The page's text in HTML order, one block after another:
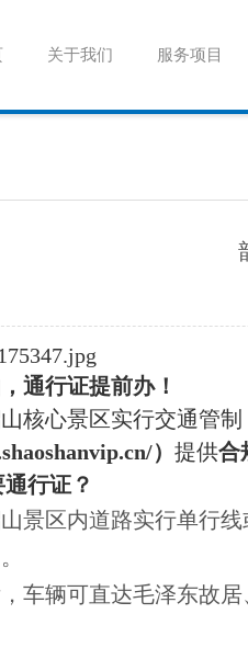
关于我们 服务项目
通行证提前办！
核心景区实行交通管
） ‌提供‌合
行证？
景区内道路实行单行
车辆可直达毛泽东故